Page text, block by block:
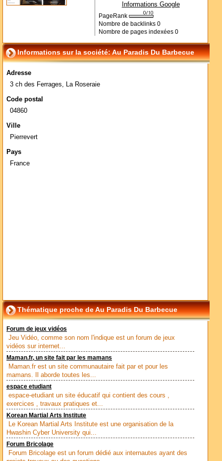
Informations Google
PageRank
Nombre de backlinks 0
Nombre de pages indexées 0
Informations sur la société: Au Paradis Du Barbecue
Adresse
3 ch des Ferrages, La Roseraie
Code postal
04860
Ville
Pierrevert
Pays
France
Thématique proche de Au Paradis Du Barbecue
Forum de jeux vidéos
Jeu Vidéo, comme son nom l'indique est un forum de jeux
vidéos sur internet...
Maman.fr, un site fait par les mamans
Maman.fr est un site communautaire fait par et pour les
mamans. Il aborde toutes les...
espace etudiant
espace-etudiant un site éducatif qui contient des cours ,
exercices , travaux pratiques et...
Korean Martial Arts Institute
Le Korean Martial Arts Institute est une organisation de la
Hwashin Cyber University qui...
Forum Bricolage
Forum Bricolage est un forum dédié aux internautes ayant des